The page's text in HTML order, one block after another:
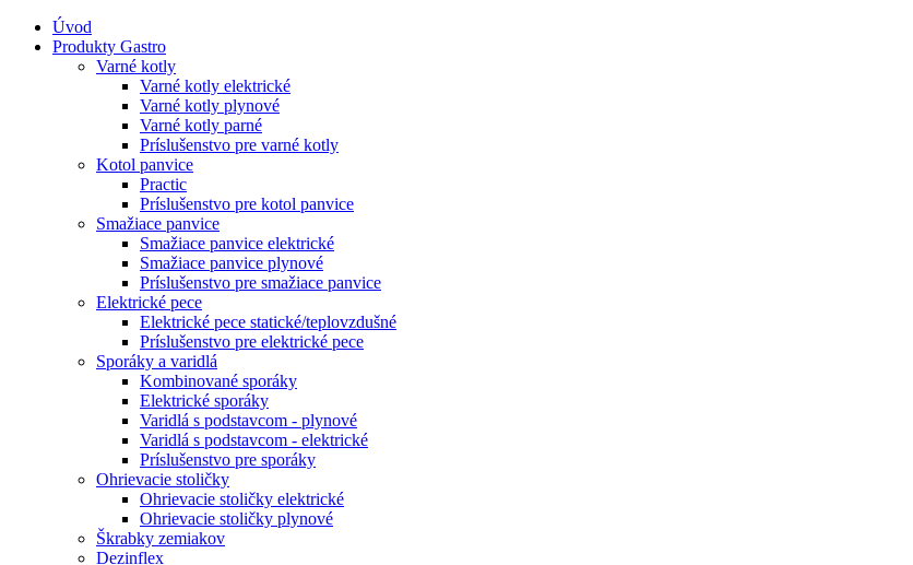
Úvod
Produkty Gastro
Varné kotly
Varné kotly elektrické
Varné kotly plynové
Varné kotly parné
Príslušenstvo pre varné kotly
Kotol panvice
Practic
Príslušenstvo pre kotol panvice
Smažiace panvice
Smažiace panvice elektrické
Smažiace panvice plynové
Príslušenstvo pre smažiace panvice
Elektrické pece
Elektrické pece statické/teplovzdušné
Príslušenstvo pre elektrické pece
Sporáky a varidlá
Kombinované sporáky
Elektrické sporáky
Varidlá s podstavcom - plynové
Varidlá s podstavcom - elektrické
Príslušenstvo pre sporáky
Ohrievacie stoličky
Ohrievacie stoličky elektrické
Ohrievacie stoličky plynové
Škrabky zemiakov
Dezinflex